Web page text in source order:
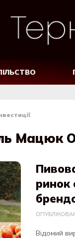
Мацюк
ринок
Відомий